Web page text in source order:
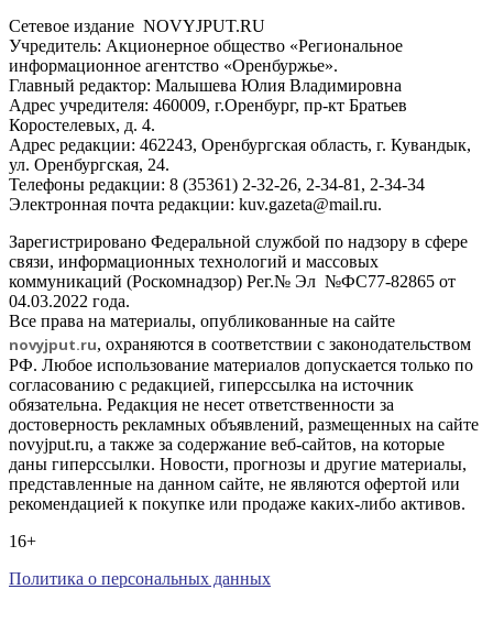
Сетевое издание NOVYJPUT.RU
Учредитель: Акционерное общество «Региональное
информационное агентство «Оренбуржье».
Главный редактор: Малышева Юлия Владимировна
Адрес учредителя: 460009, г.Оренбург, пр-кт Братьев
Коростелевых, д. 4.
Адрес редакции: 462243, Оренбургская область, г. Кувандык,
ул. Оренбургская, 24.
Телефоны редакции: 8 (35361) 2-32-26, 2-34-81, 2-34-34
Электронная почта редакции: kuv.gazeta@mail.ru.
Зарегистрировано Федеральной службой по надзору в сфере
связи, информационных технологий и массовых
коммуникаций (Роскомнадзор) Рег.№ Эл №ФС77-82865 от
04.03.2022 года.
Все права на материалы, опубликованные на сайте
novyjput.ru, охраняются в соответствии с законодательством
РФ. Любое использование материалов допускается только по
согласованию с редакцией, гиперссылка на источник
обязательна. Редакция не несет ответственности за
достоверность рекламных объявлений, размещенных на сайте
novyjput.ru, а также за содержание веб-сайтов, на которые
даны гиперссылки. Новости, прогнозы и другие материалы,
представленные на данном сайте, не являются офертой или
рекомендацией к покупке или продаже каких-либо активов.
16+
Политика о персональных данных